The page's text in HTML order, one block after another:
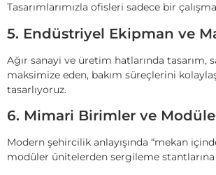
Tasarımlarımızla ofisleri sadece bir
5. Endüstriyel Ekipman ve
Ağır sanayi ve üretim hatlarında
maksimize eden, bakım süreçlerini
tasarlıyoruz.
6. Mimari Birimler ve
Modern şehircilik anlayışında “mekan
modüler ünitelerden sergileme